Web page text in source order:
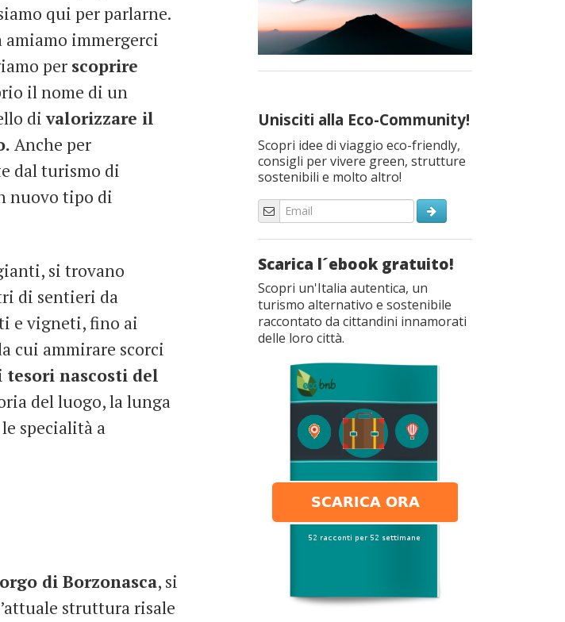
qui per parlarne.
amiamo immergerci
per scoprire
il nome di un
divalorizzare il
Anche per
dal turismo di
nuovo tipo di
si trovano
di sentieri da
e vigneti, fino ai
cui ammirare scorci
tesori nascosti del
del luogo, la lunga
specialità a
di Borzonasca, si
struttura risale
Unisciti alla Eco-Community!
Scopri idee di viaggio eco-friendly,
consigli per vivere green, strutture
sostenibili e molto altro!
Scarica l´ebook gratuito!
Scopri un'Italia autentica, un
turismo alternativo e sostenibile
raccontato da cittandini innamorati
delle loro città.